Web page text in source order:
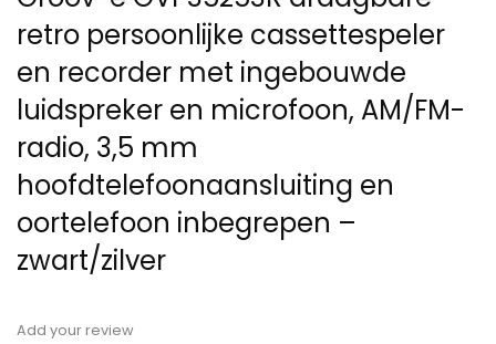
retro persoonlijke cassettespeler
en recorder met ingebouwde
luidspreker en microfoon, AM/FM-
radio, 3,5 mm
hoofdtelefoonaansluiting en
oortelefoon inbegrepen –
zwart/zilver
Add your review